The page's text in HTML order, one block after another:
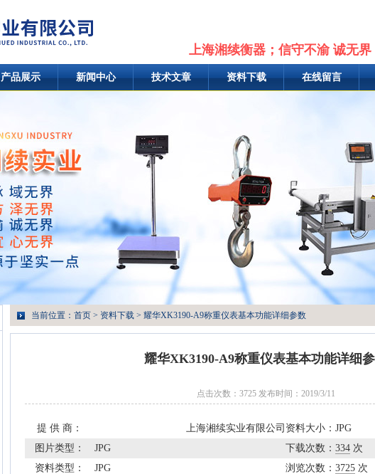
上海湘续衡器；信守不渝 诚无
产品展示 新闻中心 技术文章 资料下载 在线留言
当前位置： 首页 > 资料下载 > 耀华XK3190-A9称重仪表基本功能详细参数
耀华XK3190-A9称重仪表基本功能详细
点击次数：3725 发布时间：2019/3/11
提 供 商： 上海湘续实业有限公司 资料大小： JPG
图片类型：
JPG 下载次数： 334 次
资料类型：
JPG 浏览次数： 3725 次